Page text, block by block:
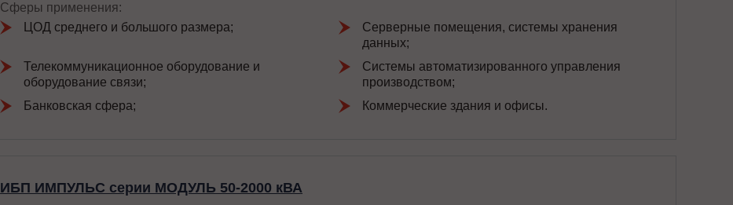
Сферы применения:
ЦОД среднего и большого размера;
Серверные помещения, системы хранения
данных;
Телекоммуникационное оборудование и
оборудование связи;
Системы автоматизированного управления
производством;
Банковская сфера;
Коммерческие здания и офисы.
ИБП ИМПУЛЬС серии МОДУЛЬ 50-2000 кВА